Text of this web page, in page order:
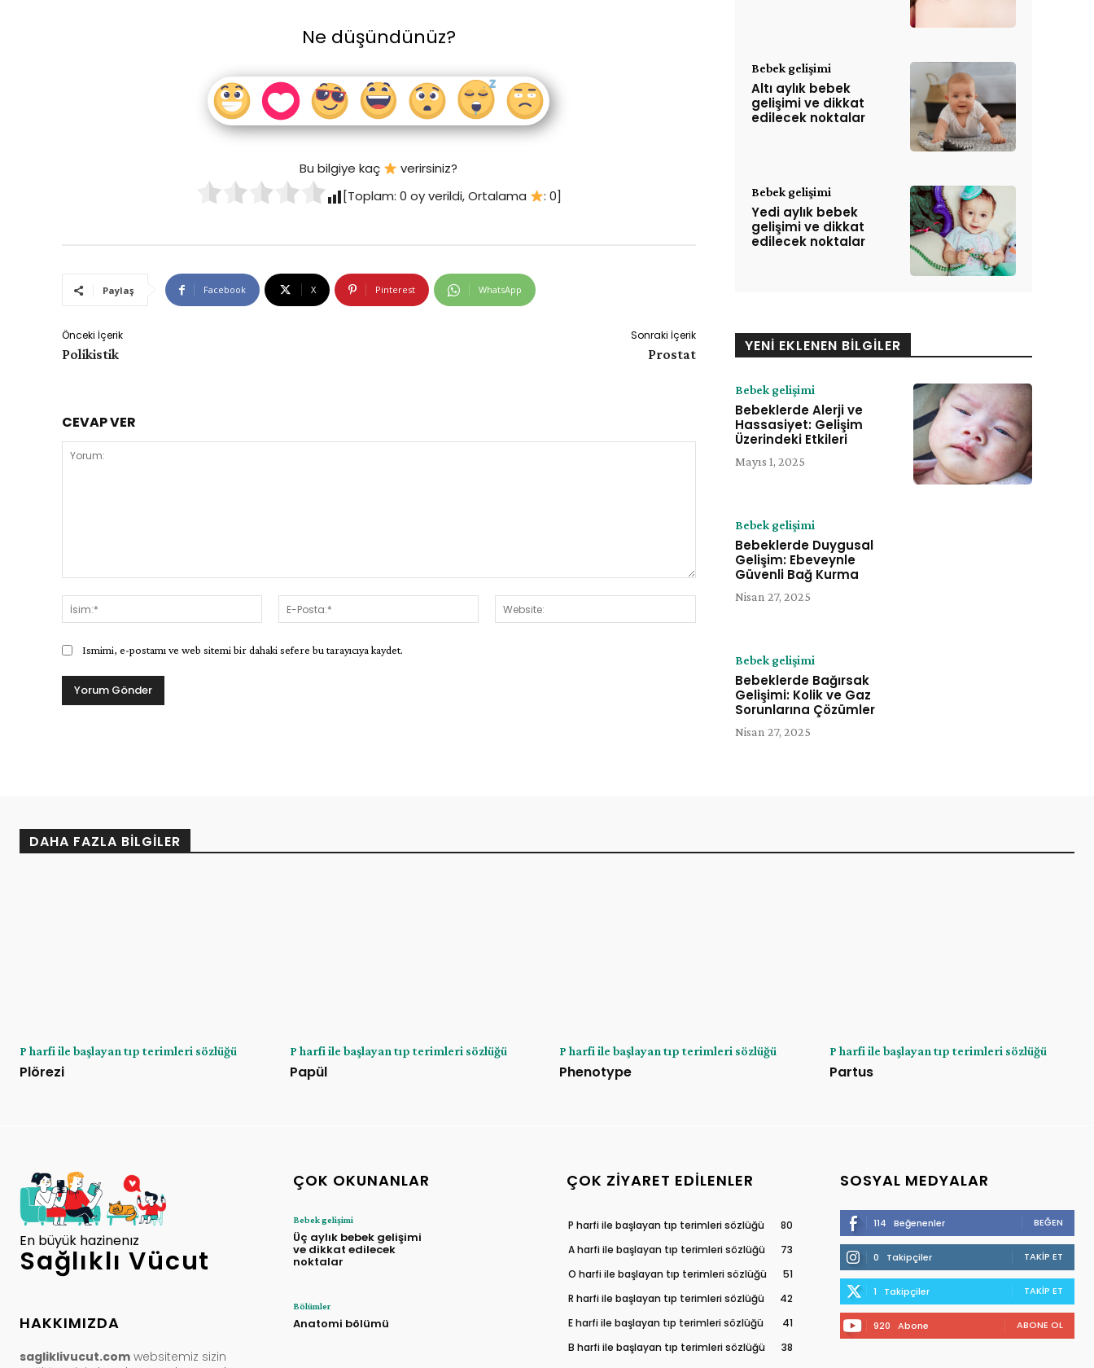
Ne düşündünüz?
Bu bilgiye kaç
verirsiniz?
[Toplam: 0 oy verildi, Ortalama : 0]
Paylaş Facebook X Pinterest WhatsApp
Önceki İçerik
Polikistik
Sonraki İçerik
Prostat
CEVAP VER
İsim:*
Posta:*
Website:
Ismimi, e-postamı ve web sitemi bir dahaki sefere bu tarayıcıya kaydet.
Bebek gelişimi
Altı aylık bebek
gelişimi ve dikkat
edilecek noktalar
Bebek gelişimi
Yedi aylık bebek
gelişimi ve dikkat
edilecek noktalar
YENI EKLENEN BILGILER
Bebek gelişimi
Bebeklerde Alerji ve
Hassasiyet: Gelişim
Üzerindeki Etkileri
Mayıs 1, 2025
Bebek gelişimi
Bebeklerde Duygusal
Gelişim: Ebeveynle
Güvenli Bağ Kurma
Nisan 27, 2025
Bebek gelişimi
Bebeklerde Bağırsak
Gelişimi: Kolik ve Gaz
Sorunlarına Çözümler
Nisan 27, 2025
DAHA FAZLA BILGILER
P harfi ile başlayan tıp terimleri sözlüğü
Plörezi
P harfi ile başlayan tıp terimleri sözlüğü
Papül
P harfi ile başlayan tıp terimleri sözlüğü
Phenotype
P harfi ile başlayan tıp terimleri sözlüğü
Partus
En büyük hazinenız
Sağlıklı Vücut
HAKKIMIZDA
sagliklivucut.com websitemiz sizin
ÇOK OKUNANLAR
Bebek gelişimi
Üç aylık bebek gelişimi
ve dikkat edilecek
noktalar
Bölümler
Anatomi bölümü
ÇOK ZIYARET EDILENLER
P harfi ile başlayan tıp terimleri sözlüğü
80
A harfi ile başlayan tıp terimleri sözlüğü
73
O harfi ile başlayan tıp terimleri sözlüğü
51
R harfi ile başlayan tıp terimleri sözlüğü
42
E harfi ile başlayan tıp terimleri sözlüğü
41
B harfi ile başlayan tıp terimleri sözlüğü
38
SOSYAL MEDYALAR
114 Beğenenler BEĞEN
0 Takipçiler TAKIP ET
1 Takipçiler TAKIP ET
920 Abone ABONE OL